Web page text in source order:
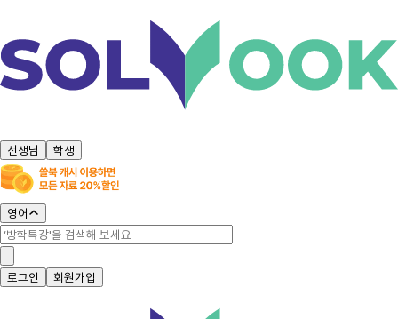
선생님 학생
영어
로그인 회원가입